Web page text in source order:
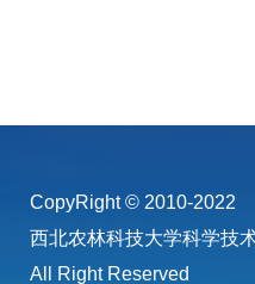
CopyRight © 2010-2022
西北农林科技大学科学技
All Right Reserved